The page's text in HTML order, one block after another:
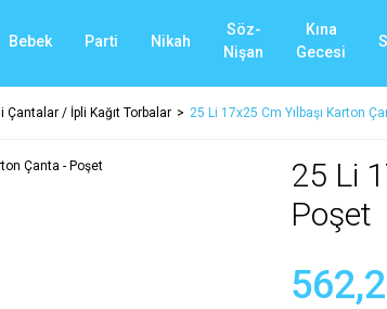
Bebek Parti Nikah
Söz-
Nişan
Kına
Gecesi
Çantalar / İpli Kağıt Torbalar 25 Li 17x25 Cm Yılbaşı Karton
25 Li
Poşet